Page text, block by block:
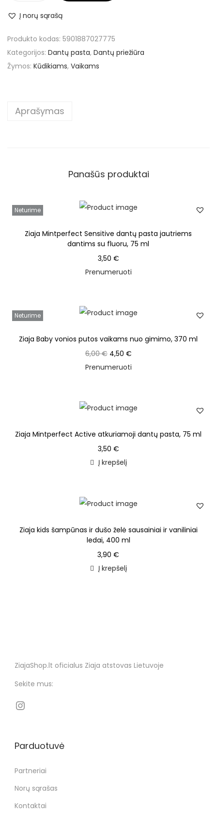
Į norų sąrašą
Produkto kodas: 5901887027775
Kategorijos: Dantų pasta, Dantų priežiūra
Žymos: Kūdikiams, Vaikams
Aprašymas
Panašūs produktai
Neturime
Ziaja Mintperfect Sensitive dantų pasta jautriems
dantims su fluoru, 75 ml
3,50 €
Prenumeruoti
Neturime
Ziaja Baby vonios putos vaikams nuo gimimo, 370 ml
6,00€ 4,50 €
Prenumeruoti
Ziaja Mintperfect Active atkuriamoji dantų pasta, 75 ml
3,50 €
Į krepšelį
Ziaja kids šampūnas ir dušo želė sausainiai ir vaniliniai
ledai, 400 ml
3,90€
Į krepšelį
ZiajaShop.lt oficialus Ziaja atstovas Lietuvoje
Sekite mus:
Parduotuvė
Partneriai
Norų sąrašas
Kontaktai